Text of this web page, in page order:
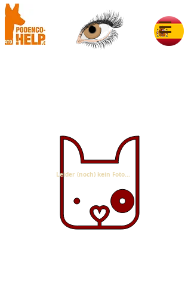
Leider (noch) kein Foto...